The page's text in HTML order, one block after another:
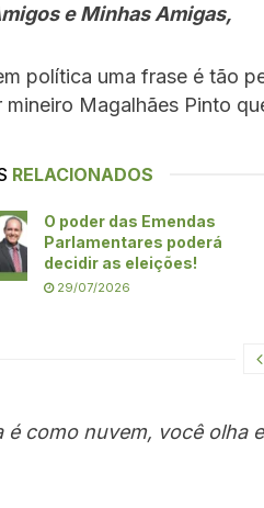
e Minhas Amigas,
política uma frase é tão
mineiro Magalhães Pinto
RELACIONADOS
O poder das Emendas
Parlamentares poderá
decidir as eleições!
29/07/2026
é como nuvem, você olha